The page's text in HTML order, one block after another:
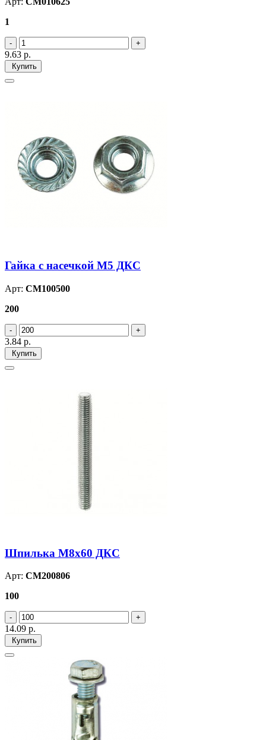
1
9.63 р.
Купить
Гайка с насечкой М5 ДКС
Арт: CM100500
200
3.84 р.
Купить
Шпилька М8х60 ДКС
Арт: CM200806
100
14.09 р.
Купить